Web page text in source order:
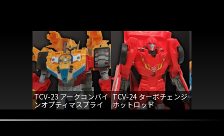
TCV-23 アークコンバイ
ンオプティマスプライ
ム
TCV-24 ターボチェンジ
ホットロッド
TCV-25